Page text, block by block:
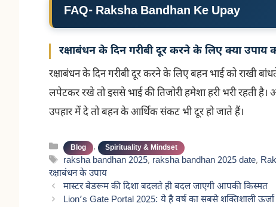
FAQ- Raksha Bandhan Ke Upay
रक्षाबंधन के दिन गरीबी दूर करने के लिए क्या उपाय
रक्षाबंधन के दिन गरीबी दूर करने के लिए बहन भाई को राखी
लपेटकर रखे तो इससे भाई की तिजोरी हमेशा हरी भरी रहती
उपहार में दे तो बहन के आर्थिक संकट भी दूर हो जाते हैं।
Categories
Blog , Spirituality & Mindset
Tags
raksha bandhan 2025, raksha bandhan 2025 date,
रक्षाबंधन के उपाय
मास्टर बेडरूम की दिशा बदलते ही बदल जाएगी आपकी किस्मत
Lion’s Gate Portal 2025: ये है वर्ष का सबसे शक्तिशाली